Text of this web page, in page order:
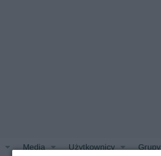
Media Użytkownicy Grupy